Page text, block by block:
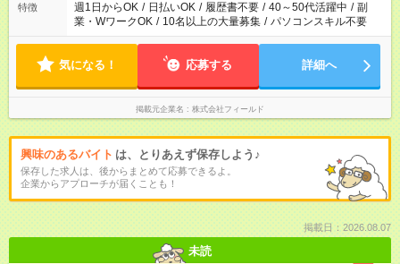
特徴 週1日からOK / 日払いOK / 履歴書不要 / 40～50代活躍中 / 副
業・WワークOK / 10名以上の大量募集 / パソコンスキル不要
気になる！ 応募する 詳細へ
掲載元企業名 株式会社フィールド
興味のあるバイト は、とりあえず保存しよう♪
保存した求人は、後からまとめて応募できるよ。
企業からアプローチが届くことも！
掲載日：2026.08.07
未読